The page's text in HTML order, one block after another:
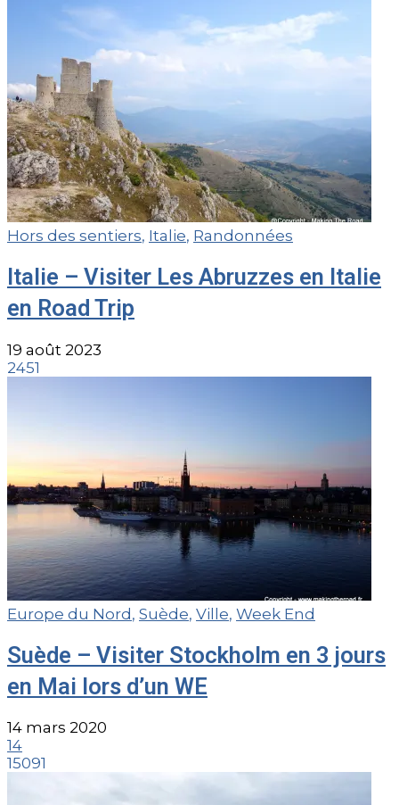
Hors des sentiers, Italie, Randonnées
Italie – Visiter Les Abruzzes en Italie
en Road Trip
19 août 2023
2451
Europe du Nord, Suède, Ville, Week End
Suède – Visiter Stockholm en 3 jours
en Mai lors d’un WE
14 mars 2020
14
15091